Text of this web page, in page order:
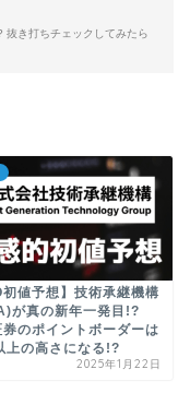
抜き打ちチェックしてみたら
初値予想】技術承継機構
が真の新年一発目!?
のポイントボーダーは
上の高さになる!?
2025年1月22日